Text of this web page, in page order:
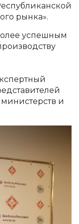
рынка».
успешным
и